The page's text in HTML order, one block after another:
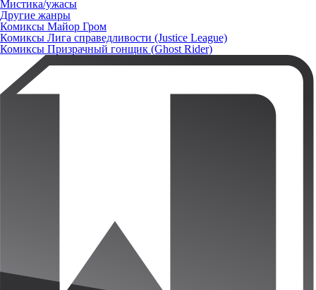
Мистика/ужасы
Другие жанры
Комиксы Майор Гром
Комиксы Лига справедливости (Justice League)
Комиксы Призрачный гонщик (Ghost Rider)